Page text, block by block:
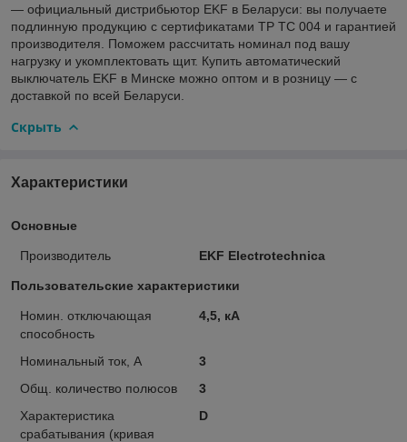
— официальный дистрибьютор EKF в Беларуси: вы получаете
подлинную продукцию с сертификатами ТР ТС 004 и гарантией
производителя. Поможем рассчитать номинал под вашу
нагрузку и укомплектовать щит. Купить автоматический
выключатель EKF в Минске можно оптом и в розницу — с
доставкой по всей Беларуси.
Скрыть
Характеристики
Основные
Производитель EKF Electrotechnica
Пользовательские характеристики
Номин. отключающая
способность
4,5, кА
Номинальный ток, А
3
Общ. количество полюсов
3
Характеристика
срабатывания (кривая
D